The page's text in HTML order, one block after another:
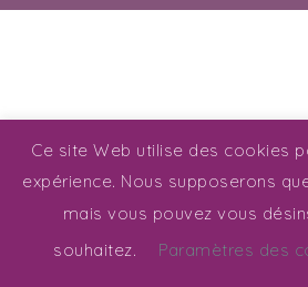
Ce site Web utilise des cookies
expérience. Nous supposerons
mais vous pouvez vous
souhaitez.
Paramètres des